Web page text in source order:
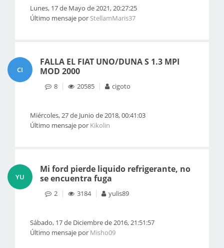
Lunes, 17 de Mayo de 2021, 20:27:25
Último mensaje por StellamMaris37
CI
FALLA EL FIAT UNO/DUNA S 1.3 MPI
MOD 2000
8 20585 cigoto
Miércoles, 27 de Junio de 2018, 00:41:03
Último mensaje por Kikolin
YU
Mi ford pierde liquido refrigerante, no
se encuentra fuga
2 3184 yulis89
Sábado, 17 de Diciembre de 2016, 21:51:57
Último mensaje por Misho09